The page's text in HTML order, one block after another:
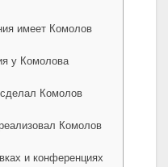
имеет Комолов
у Комолова
Комолов
Комолов
и конференциях